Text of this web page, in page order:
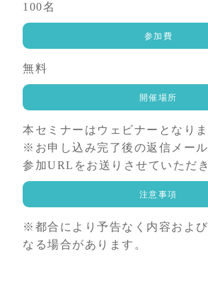
100名
参加費
無料
開催場所
本セミナーはウェビナーとなりま
※お申し込み完了後の返信メー
参加URLをお送りさせていただき
注意事項
※都合により予告なく内容およ
なる場合があります。